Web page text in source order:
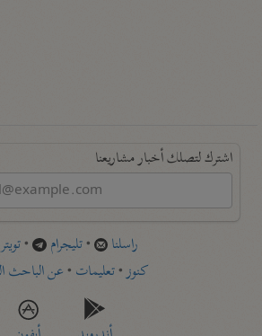
اشترك لتصلك أخبار مشاريعنا
راسلنا •تليجرام •تويتر
كنوز•تعليمات •عن الباحث